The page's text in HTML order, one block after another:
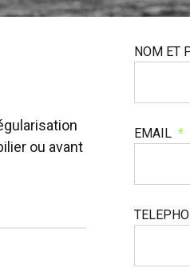
ou avant
NOM ET
EMAIL